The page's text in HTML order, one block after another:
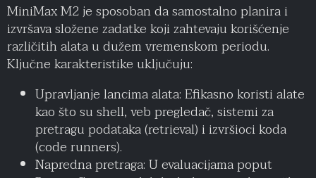
MiniMax M2 je sposoban da samostalno planira i
izvršava složene zadatke koji zahtevaju korišćenje
različitih alata u dužem vremenskom periodu.
Ključne karakteristike uključuju:
Upravljanje lancima alata: Efikasno koristi alate
kao što su shell, veb pregledač, sistemi za
pretragu podataka (retrieval) i izvršioci koda
(code runners).
Napredna pretraga: U evaluacijama poput